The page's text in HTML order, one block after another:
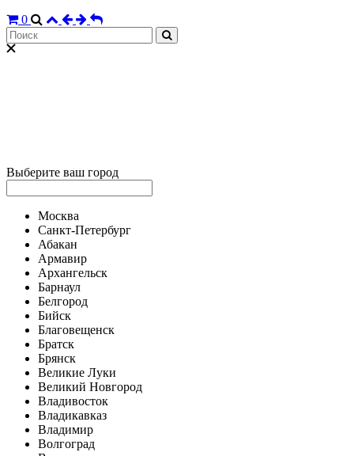
0
Выберите ваш город
Москва
Санкт-Петербург
Абакан
Армавир
Архангельск
Барнаул
Белгород
Бийск
Благовещенск
Братск
Брянск
Великие Луки
Великий Новгород
Владивосток
Владикавказ
Владимир
Волгоград